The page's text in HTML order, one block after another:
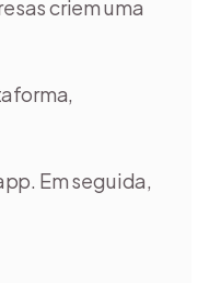
criem uma
Em seguida,